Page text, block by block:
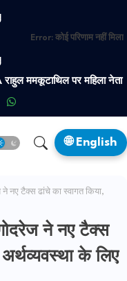
Error: कोई परिणाम नहीं मिला
ममकूटाथिल पर महिला नेता
🌐 English
नए टैक्स ढांचे का स्वागत किया,
ने नए टैक्स
के लिए